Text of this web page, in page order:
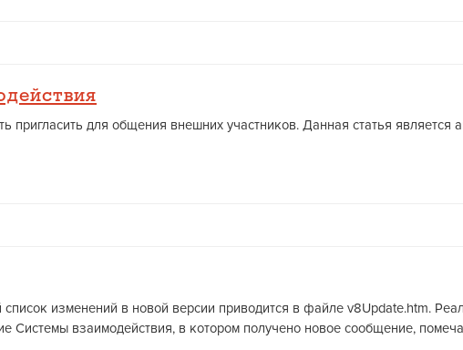
пригласить для общения внешних участников. Данная статья является
изменений в новой версии приводится в файле v8Update.htm.
Системы взаимодействия, в котором получено новое сообщение,